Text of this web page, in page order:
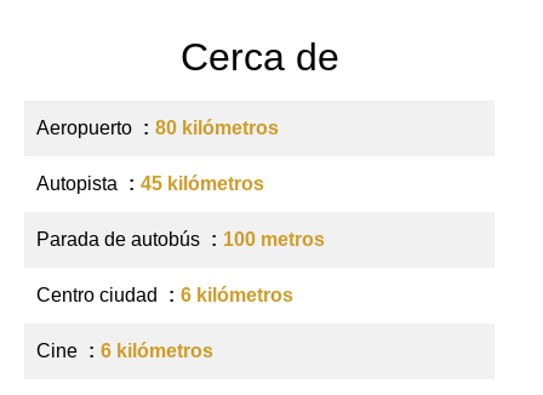
Cerca de
Aeropuerto 80 kilómetros
Autopista 45 kilómetros
Parada de autobús 100 metros
Centro ciudad 6 kilómetros
Cine 6 kilómetros